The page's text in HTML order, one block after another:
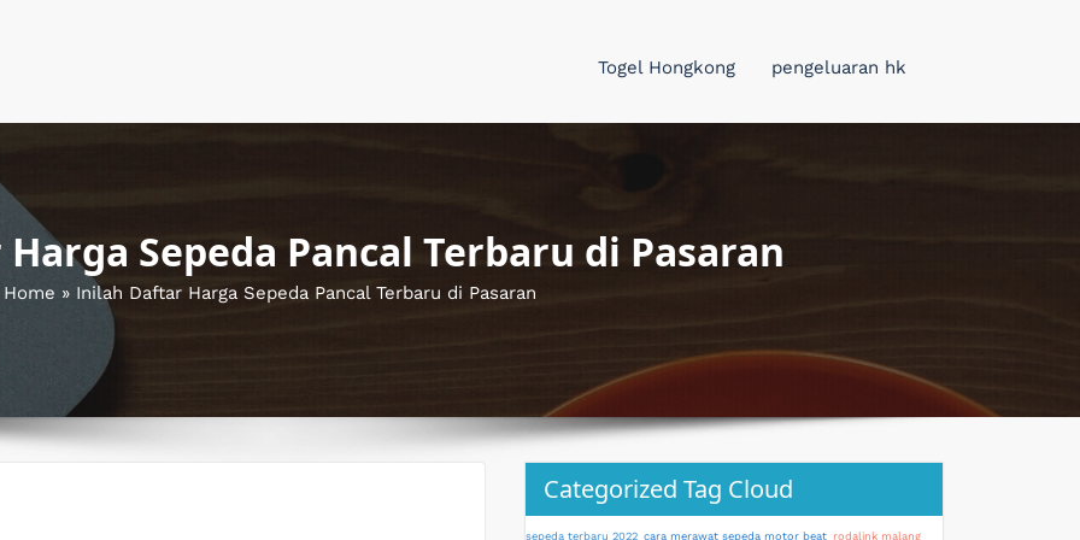
Togel Hongkong pengeluaran hk
Sepeda Pancal Terbaru di Pasaran
Home » Inilah Daftar Harga Sepeda Pancal Terbaru di Pasaran
Categorized Tag Cloud
sepeda terbaru 2022 cara merawat sepeda motor beat rodalink malang